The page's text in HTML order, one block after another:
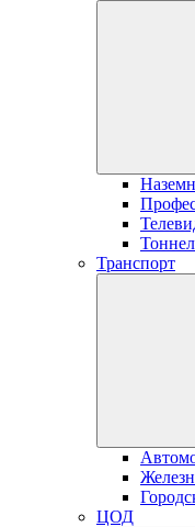
Транспорт
ЦОД